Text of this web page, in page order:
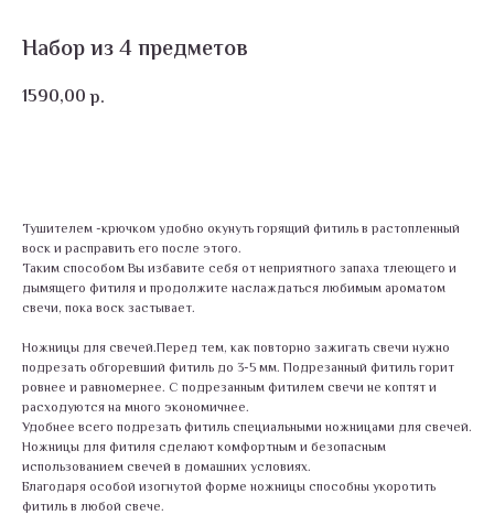
Набор из 4 предметов
1590,00 р.
Тушителем -крючком удобно окунуть горящий фитиль в растопленный
воск и расправить его после этого.
Таким способом Вы избавите себя от неприятного запаха тлеющего и
дымящего фитиля и продолжите наслаждаться любимым ароматом
свечи, пока воск застывает.
Ножницы для свечей.Перед тем, как повторно зажигать свечи нужно
подрезать обгоревший фитиль до 3-5 мм. Подрезанный фитиль горит
ровнее и равномернее. С подрезанным фитилем свечи не коптят и
расходуются на много экономичнее.
Удобнее всего подрезать фитиль специальными ножницами для свечей.
Ножницы для фитиля сделают комфортным и безопасным
использованием свечей в домашних условиях.
Благодаря особой изогнутой форме ножницы способны укоротить
фитиль в любой свече.